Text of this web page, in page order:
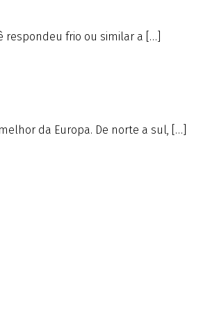
respondeu frio ou similar a […]
da Europa. De norte a sul, […]